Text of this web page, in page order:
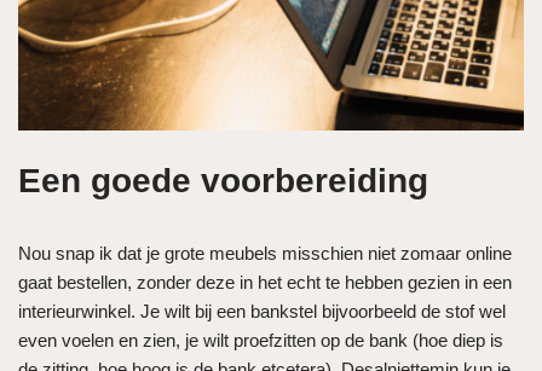
Een goede voorbereiding
Nou snap ik dat je grote meubels misschien niet zomaar online
gaat bestellen, zonder deze in het echt te hebben gezien in een
interieurwinkel. Je wilt bij een bankstel bijvoorbeeld de stof wel
even voelen en zien, je wilt proefzitten op de bank (hoe diep is